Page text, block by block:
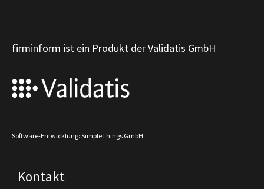
firminform ist ein Produkt der Validatis GmbH
Software-Entwicklung: SimpleThings GmbH
Kontakt